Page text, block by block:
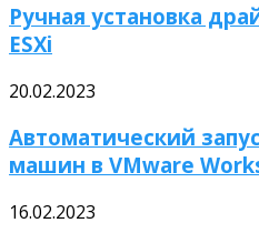
Ручная установка
ESXi
20.02.2023
Автоматический
машин в VMware
16.02.2023